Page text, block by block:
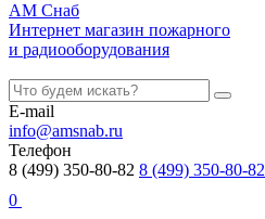
АМ Снаб
Интернет магазин пожарного
и радиооборудования
E-mail
info@amsnab.ru
Телефон
8 (499) 350-80-82 8 (499) 350-80-82
0